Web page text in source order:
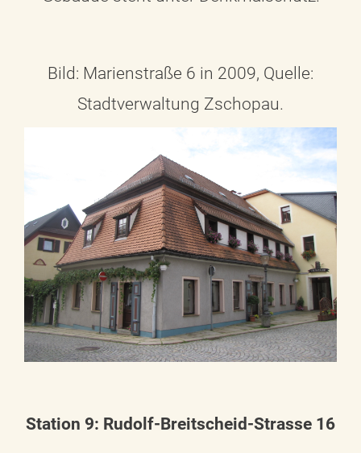
Bild: Marienstraße 6 in 2009, Quelle:
Stadtverwaltung Zschopau.
Station 9: Rudolf-Breitscheid-Strasse 16